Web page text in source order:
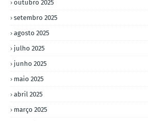
outubro 2025
setembro 2025
agosto 2025
julho 2025
junho 2025
maio 2025
abril 2025
março 2025